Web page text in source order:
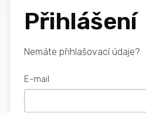
Přihlášení
Nemáte přihlašovací údaje?
E-mail